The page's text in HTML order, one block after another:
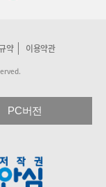
약 이용약관
PC버전